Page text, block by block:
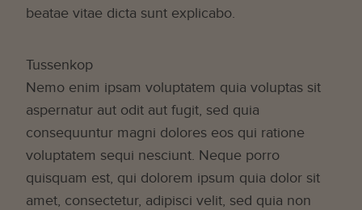
beatae vitae dicta sunt explicabo.
Tussenkop
Nemo enim ipsam voluptatem quia voluptas sit
aspernatur aut odit aut fugit, sed quia
consequuntur magni dolores eos qui ratione
voluptatem sequi nesciunt. Neque porro
quisquam est, qui dolorem ipsum quia dolor sit
amet, consectetur, adipisci velit, sed quia non